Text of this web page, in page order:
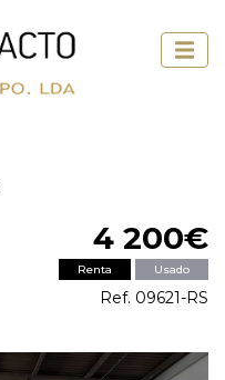
4 200€
Renta Usado
Ref. 09621-RS